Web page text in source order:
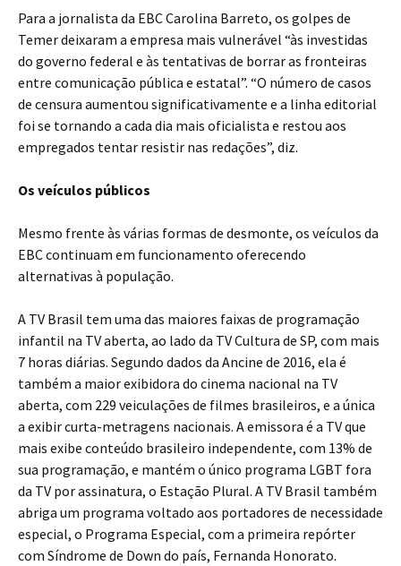
Para a jornalista da EBC Carolina Barreto, os golpes de
Temer deixaram a empresa mais vulnerável “às investidas
do governo federal e às tentativas de borrar as fronteiras
entre comunicação pública e estatal”. “O número de casos
de censura aumentou significativamente e a linha editorial
foi se tornando a cada dia mais oficialista e restou aos
empregados tentar resistir nas redações”, diz.
Os veículos públicos
Mesmo frente às várias formas de desmonte, os veículos da
EBC continuam em funcionamento oferecendo
alternativas à população.
A TV Brasil tem uma das maiores faixas de programação
infantil na TV aberta, ao lado da TV Cultura de SP, com mais
7 horas diárias. Segundo dados da Ancine de 2016, ela é
também a maior exibidora do cinema nacional na TV
aberta, com 229 veiculações de filmes brasileiros, e a única
a exibir curta-metragens nacionais. A emissora é a TV que
mais exibe conteúdo brasileiro independente, com 13% de
sua programação, e mantém o único programa LGBT fora
da TV por assinatura, o Estação Plural. A TV Brasil também
abriga um programa voltado aos portadores de necessidade
especial, o Programa Especial, com a primeira repórter
com Síndrome de Down do país, Fernanda Honorato.